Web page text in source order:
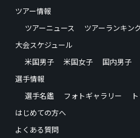
ツアー情報
ツアーニュース
ツアーランキン
大会スケジュール
米国男子
米国女子 国内男子
選手情報
選手名鑑
フォトギャラリー
はじめての方へ
よくある質問